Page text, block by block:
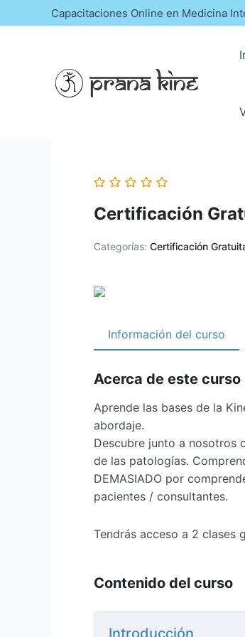
Capacitaciones Online en Medicina
Certificación
Categorías: Certificación
Información del curso
Acerca de este curso
Aprende las bases de la
abordaje.
Descubre junto a nosotros
de las patologías.
DEMASIADO por
pacientes / consultantes.
Tendrás acceso a 2 clases
Contenido del curso
Introducción